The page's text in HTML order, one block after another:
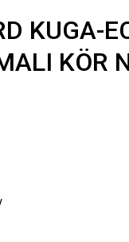
KUGA-
KÖR